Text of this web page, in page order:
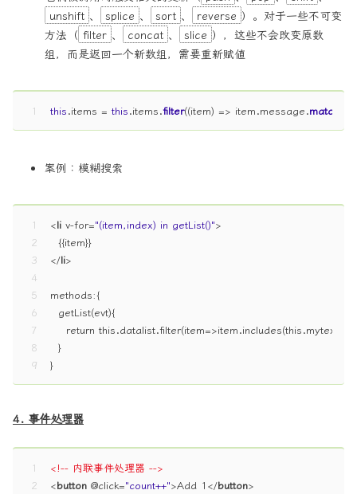
unshift 、 splice 、 sort 、 reverse ）。对于一些不可变
方法（ filter 、 concat 、 slice ），这些不会改变原数
组，而是返回一个新数组，需要重新赋值
1 this.items = this.items.filter((item) => item.message.match
案例：模糊搜索
1
2
3
4
5
6
7
8
9
<li v-for="(item,index) in getList()">
  {{item}}
</li>
methods:{
  getList(evt){
    return this.datalist.filter(item=>item.includes(this.mytext))
  }
}
4. 事件处理器
1
2
<!-- 内联事件处理器 -->
<button @click="count++">Add 1 </button>